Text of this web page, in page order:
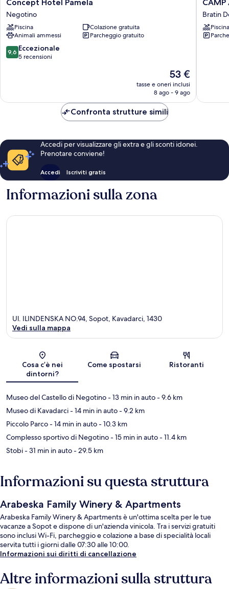
Hotel
Pamela
Negotino
Concept Hotel Pamela
Negotino
Piscina
Colazione gratuita
Animali ammessi
Parcheggio gratuito
9.6
su
9,6 Eccezionale
5 recensioni
Il
prezzo
attuale
53 €
tasse e oneri inclusi
8 ago - 9 ago
BRATIN
DOL
Bratin
CAMP
Bratin
Piscina
Confronta strutture simili
Accedi per visualizzare gli extra e gli sconti idonei.
Prenotare conviene!
Accedi Iscriviti gratis
Informazioni sulla zona
Mappa
Ul. ILINDENSKA NO.94, Sopot, Kavadarci, 1430
Vedi sulla mappa
Cosa c’è nei
dintorni?
Come spostarsi Ristoranti
Museo del Castello di Negotino- 13 min in auto- 9.6 km
Museo di Kavadarci- 14 min in auto- 9.2 km
Piccolo Parco- 14 min in auto- 10.3 km
Complesso sportivo di Negotino- 15 min in auto- 11.4 km
Stobi- 31 min in auto- 29.5 km
Informazioni su questa struttura
Arabeska Family Winery & Apartments
Arabeska Family Winery & Apartments è un'ottima scelta per le tue
vacanze a Sopot e dispone di un'azienda vinicola. Tra i servizi gratuiti
sono inclusi Wi-Fi, parcheggio e colazione a base di specialità locali
servita tutti i giorni dalle 07:30 alle 10:00.
Informazioni sui diritti di cancellazione
Altre informazioni sulla struttura